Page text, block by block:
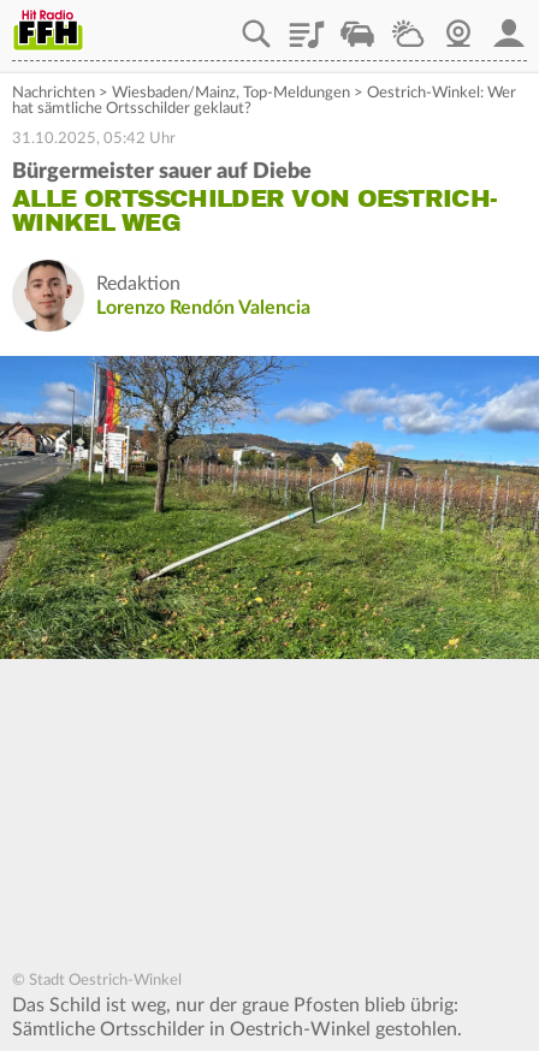
PlaylistStaupilotWetterWebcam
Nachrichten > Wiesbaden/Mainz, Top-Meldungen > Oestrich-Winkel: Wer
hat sämtliche Ortsschilder geklaut?
31.10.2025, 05:42 Uhr
Bürgermeister sauer auf Diebe
ALLE ORTSSCHILDER VON OESTRICH-
WINKEL WEG
Redaktion
Lorenzo Rendón Valencia
© Stadt Oestrich-Winkel
Das Schild ist weg, nur der graue Pfosten blieb übrig:
Sämtliche Ortsschilder in Oestrich-Winkel gestohlen.